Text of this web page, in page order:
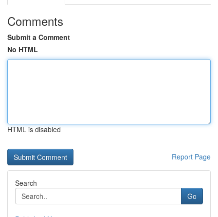
Comments
Submit a Comment
No HTML
HTML is disabled
Report Page
Search
Go